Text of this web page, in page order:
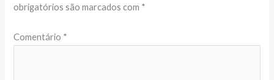
obrigatórios são marcados com *
Comentário *